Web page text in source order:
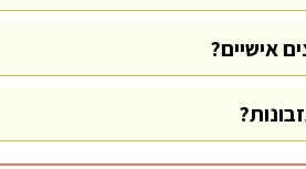
אישיים?